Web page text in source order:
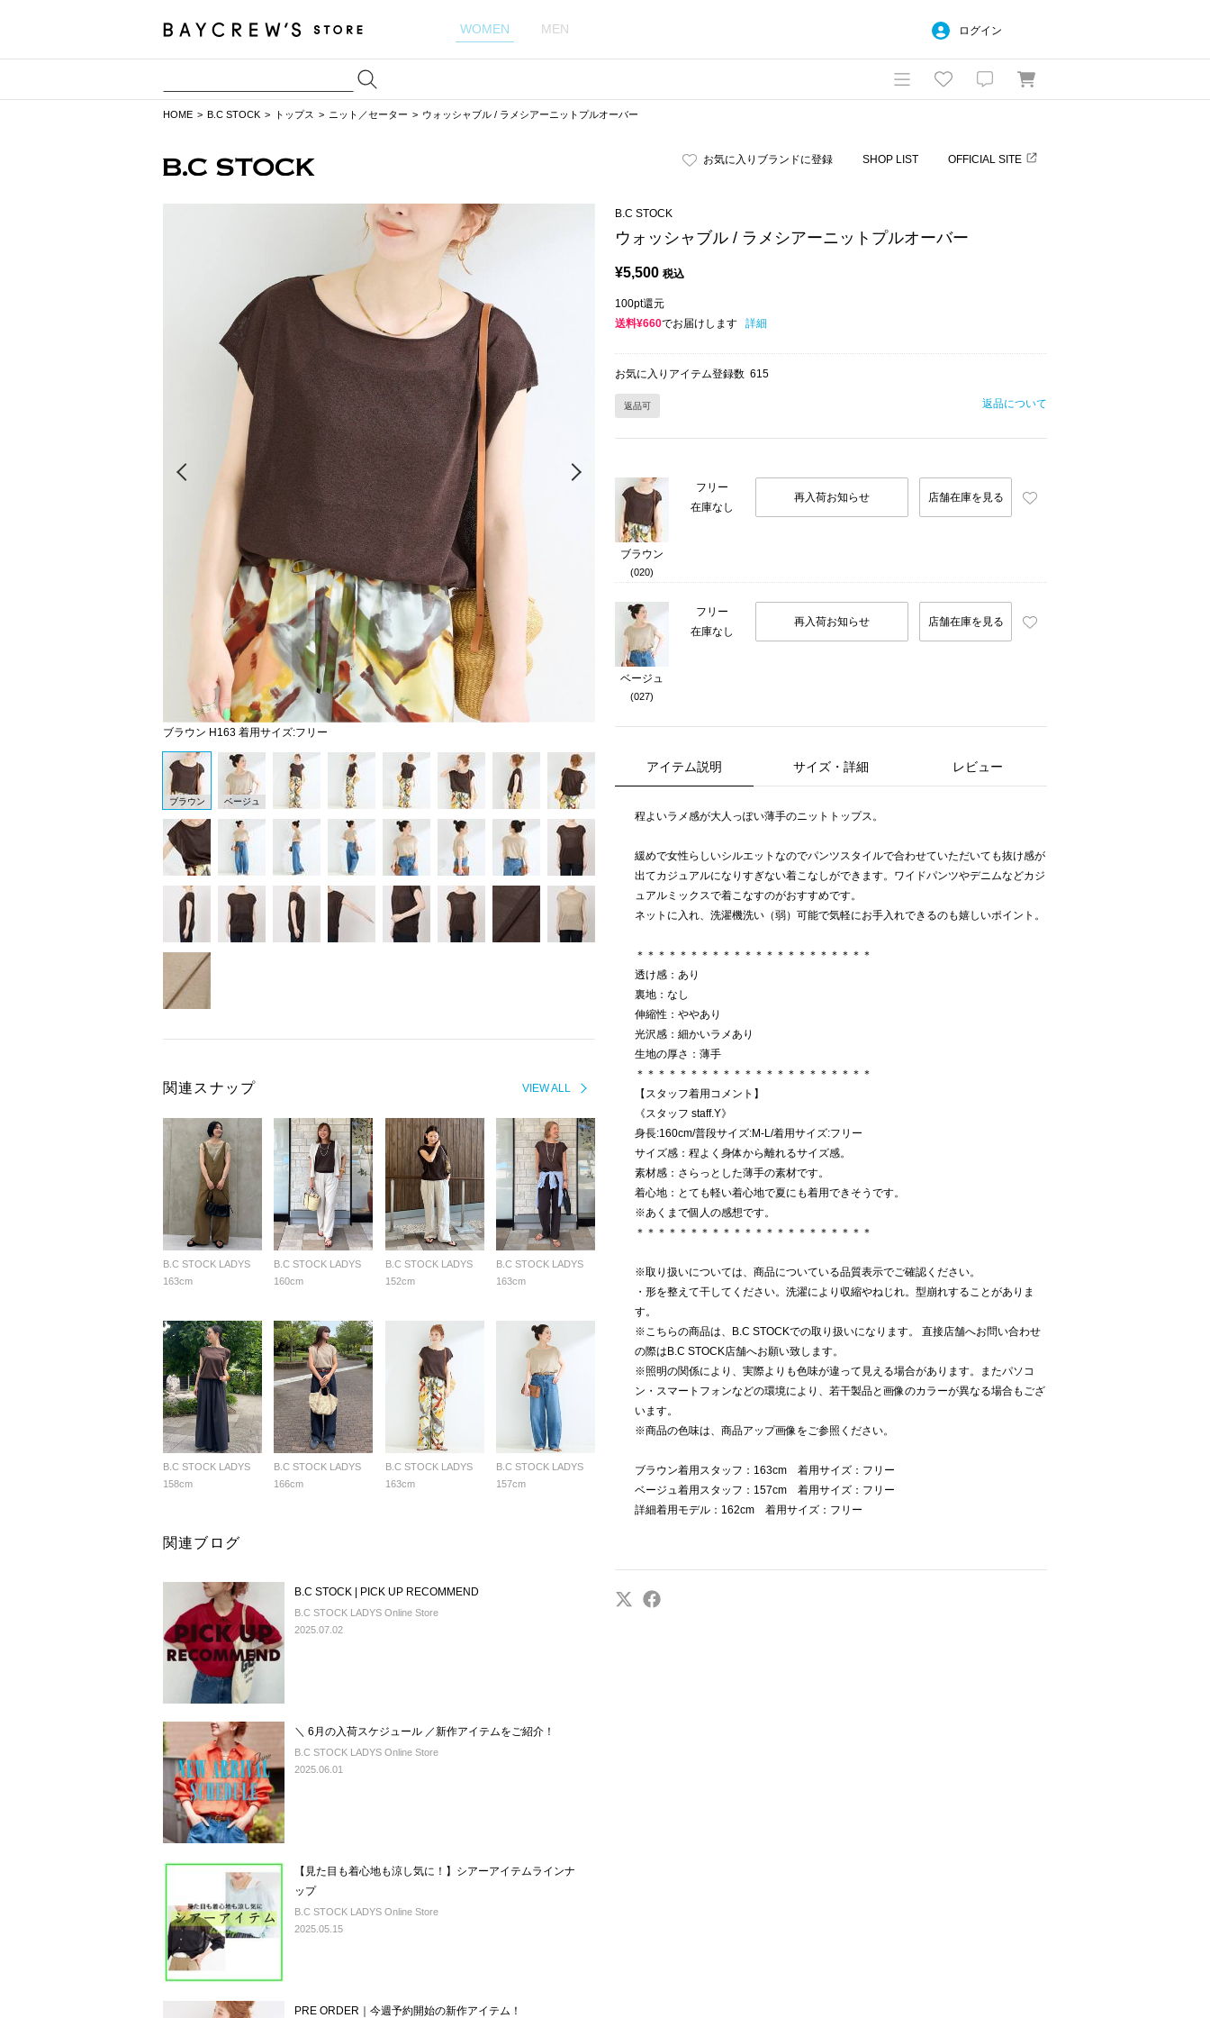
WOMEN MEN ログイン
HOME B.C STOCK トップス ニット／セーター ウォッシャブル / ラメシアーニットプルオーバー
お気に入りブランドに登録 SHOP LIST OFFICIAL SITE
ブラウン H163 着用サイズ:フリー
ブラウン ベージュ
VIEW ALL
関連スナップ
B.C STOCK LADYS
163cm
B.C STOCK LADYS
160cm
B.C STOCK LADYS
152cm
B.C STOCK LADYS
163cm
B.C STOCK LADYS
158cm
B.C STOCK LADYS
166cm
B.C STOCK LADYS
163cm
B.C STOCK LADYS
157cm
関連ブログ
B.C STOCK | PICK UP RECOMMEND
B.C STOCK LADYS Online Store
2025.07.02
＼ 6月の入荷スケジュール ／新作アイテムをご紹介！
B.C STOCK LADYS Online Store
2025.06.01
【見た目も着心地も涼し気に！】シアーアイテムラインナ
ップ
B.C STOCK LADYS Online Store
2025.05.15
PRE ORDER｜今週予約開始の新作アイテム！
B.C STOCK
ウォッシャブル / ラメシアーニットプルオーバー
¥5,500 税込
100pt還元
送料¥660でお届けします 詳細
お気に入りアイテム登録数 615
返品可 返品について
ブラウン
(020)
フリー
在庫なし
再入荷お知らせ 店舗在庫を見る
ベージュ
(027)
フリー
在庫なし
再入荷お知らせ 店舗在庫を見る
アイテム説明 サイズ・詳細 レビュー
程よいラメ感が大人っぽい薄手のニットトップス。
緩めで女性らしいシルエットなのでパンツスタイルで合わせていただいても抜け感が
出てカジュアルになりすぎない着こなしができます。ワイドパンツやデニムなどカジ
ュアルミックスで着こなすのがおすすめです。
ネットに入れ、洗濯機洗い（弱）可能で気軽にお手入れできるのも嬉しいポイント。
＊＊＊＊＊＊＊＊＊＊＊＊＊＊＊＊＊＊＊＊＊＊
透け感：あり
裏地：なし
伸縮性：ややあり
光沢感：細かいラメあり
生地の厚さ：薄手
＊＊＊＊＊＊＊＊＊＊＊＊＊＊＊＊＊＊＊＊＊＊
【スタッフ着用コメント】
《スタッフ staff.Y》
身長:160cm/普段サイズ:M-L/着用サイズ:フリー
サイズ感：程よく身体から離れるサイズ感。
素材感：さらっとした薄手の素材です。
着心地：とても軽い着心地で夏にも着用できそうです。
※あくまで個人の感想です。
＊＊＊＊＊＊＊＊＊＊＊＊＊＊＊＊＊＊＊＊＊＊
※取り扱いについては、商品についている品質表示でご確認ください。
・形を整えて干してください。洗濯により収縮やねじれ。型崩れすることがありま
す。
※こちらの商品は、B.C STOCKでの取り扱いになります。 直接店舗へお問い合わせ
の際はB.C STOCK店舗へお願い致します。
※照明の関係により、実際よりも色味が違って見える場合があります。またパソコ
ン・スマートフォンなどの環境により、若干製品と画像のカラーが異なる場合もござ
います。
※商品の色味は、商品アップ画像をご参照ください。
ブラウン着用スタッフ：163cm 着用サイズ：フリー
ベージュ着用スタッフ：157cm 着用サイズ：フリー
詳細着用モデル：162cm 着用サイズ：フリー